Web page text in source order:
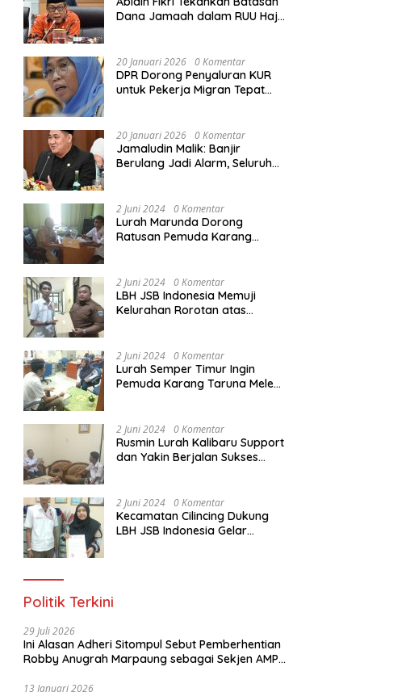
Dana Jamaah dalam RUU Haji
20 Januari 2026 0 Komentar
DPR Dorong Penyaluran KUR
untuk Pekerja Migran Tepat
PMI
20 Januari 2026 0 Komentar
Jamaludin Malik: Banjir
Berulang Jadi Alarm, Seluruh
2 Juni 2024 0 Komentar
Lurah Marunda Dorong
Ratusan Pemuda Karang
Paralegal Gratis Yang
Diadakan LBH JSB Indonesia
2 Juni 2024 0 Komentar
LBH JSB Indonesia Memuji
Kelurahan Rorotan atas
150 orang Pemuda Karang
Taruna di Jakarta Utara
2 Juni 2024 0 Komentar
Lurah Semper Timur Ingin
Pemuda Karang Taruna Melek
Diadakan LBH JSB Indonesia
2 Juni 2024 0 Komentar
Rusmin Lurah Kalibaru Support
dan Yakin Berjalan Sukses
Taruna di Jakarta Utara
2 Juni 2024 0 Komentar
Kecamatan Cilincing Dukung
LBH JSB Indonesia Gelar
Politik Terkini
29 Juli 2026
Ini Alasan Adheri Sitompul Sebut Pemberhentian
Robby Anugrah Marpaung sebagai Sekjen AMPI
13 Januari 2026